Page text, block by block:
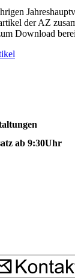
der AZ
Download
ab 9:30Uhr